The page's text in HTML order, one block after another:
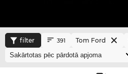
filter 391 Tom Ford